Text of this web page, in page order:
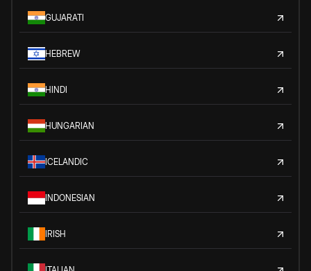
GUJARATI
HEBREW
HINDI
HUNGARIAN
ICELANDIC
INDONESIAN
IRISH